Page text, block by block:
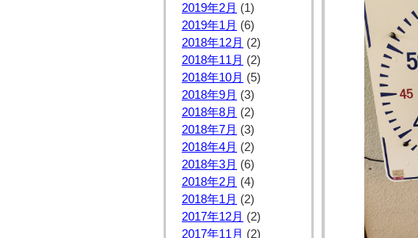
2019年2月 (1)
2019年1月 (6)
2018年12月 (2)
2018年11月 (2)
2018年10月 (5)
2018年9月 (3)
2018年8月 (2)
2018年7月 (3)
2018年4月 (2)
2018年3月 (6)
2018年2月 (4)
2018年1月 (2)
2017年12月 (2)
2017年11月 (2)